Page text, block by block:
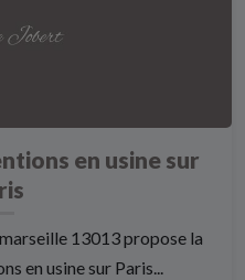
en usine sur
13013 propose la
en usine sur Paris...